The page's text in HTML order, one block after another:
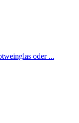
oder ...